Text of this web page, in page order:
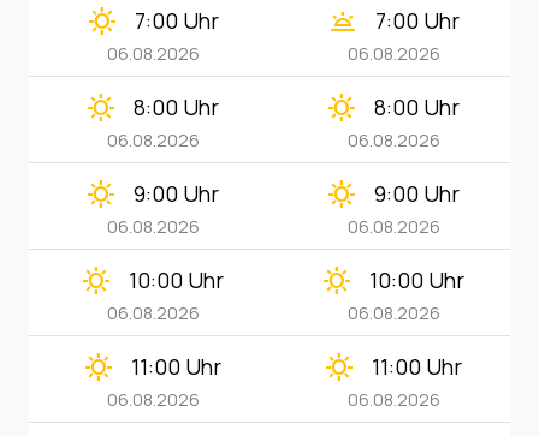
clear_day 7:00 Uhr
06.08.2026
wb_twilight 7:00 Uhr
06.08.2026
clear_day 8:00 Uhr
06.08.2026
clear_day 8:00 Uhr
06.08.2026
clear_day 9:00 Uhr
06.08.2026
clear_day 9:00 Uhr
06.08.2026
clear_day 10:00 Uhr
06.08.2026
clear_day 10:00 Uhr
06.08.2026
clear_day 11:00 Uhr
06.08.2026
clear_day 11:00 Uhr
06.08.2026